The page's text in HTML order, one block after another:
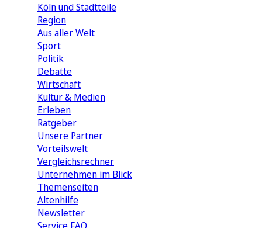
Köln und Stadtteile
Region
Aus aller Welt
Sport
Politik
Debatte
Wirtschaft
Kultur & Medien
Erleben
Ratgeber
Unsere Partner
Vorteilswelt
Vergleichsrechner
Unternehmen im Blick
Themenseiten
Altenhilfe
Newsletter